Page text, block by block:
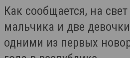
Как сообщается, на
мальчика и две
одними из первых